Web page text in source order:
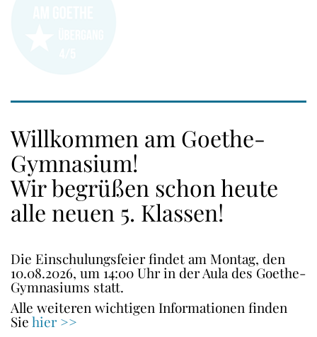
Willkommen am Goethe-
Gymnasium!
Wir begrüßen schon heute
alle neuen 5. Klassen!
Die Einschulungsfeier findet am Montag, den
10.08.2026, um 14:00 Uhr in der Aula des Goethe-
Gymnasiums statt.
Alle weiteren wichtigen Informationen finden
Siehier >>